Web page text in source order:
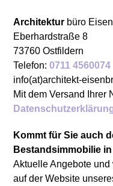
Architektur büro
Eberhardstraße 8
73760 Ostfildern
Telefon:0711 4560074
info(at)architekt-
Mit dem Versand Ihrer
Kommt für Sie auch
Bestandsimmobilie
Aktuelle Angebote
auf der Website